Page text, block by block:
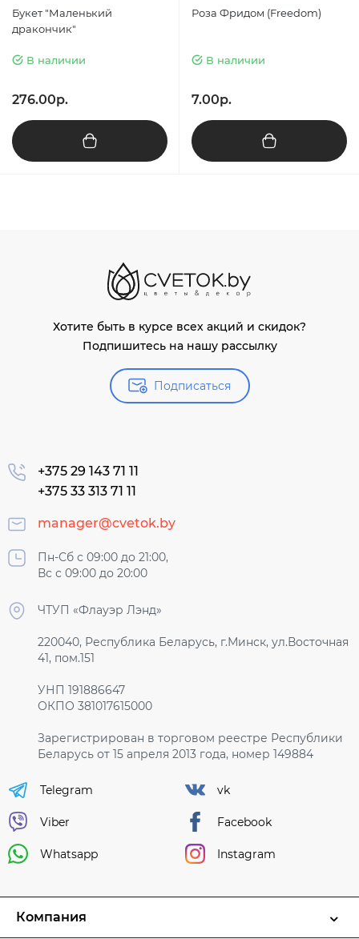
Букет "Маленький
дракончик"
В наличии
276.00р.
Роза Фридом (Freedom)
В наличии
7.00р.
Хотите быть в курсе всех акций и скидок?
Подпишитесь на нашу рассылку
Подписаться
+375 29 143 71 11
+375 33 313 71 11
manager@cvetok.by
Пн-Сб с 09:00 до 21:00,
Вс с 09:00 до 20:00
ЧТУП «Флауэр Лэнд»
220040, Республика Беларусь, г.Минск, ул.Восточная
41, пом.151
УНП 191886647
ОКПО 381017615000
Зарегистрирован в торговом реестре Республики
Беларусь от 15 апреля 2013 года, номер 149884
Telegram
Viber
Whatsapp
vk
Facebook
Instagram
Компания